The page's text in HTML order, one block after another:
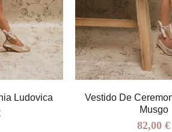
Ludovica
Vestido De
Musgo
82,00 €